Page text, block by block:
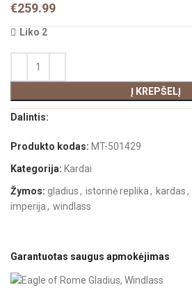
€259.99
Liko 2
Į KREPŠELĮ
Dalintis:
Produkto kodas: MT-501429
Kategorija: Kardai
Žymos: gladius, istorinė replika, kardas,
imperija, windlass
Garantuotas saugus apmokėjimas